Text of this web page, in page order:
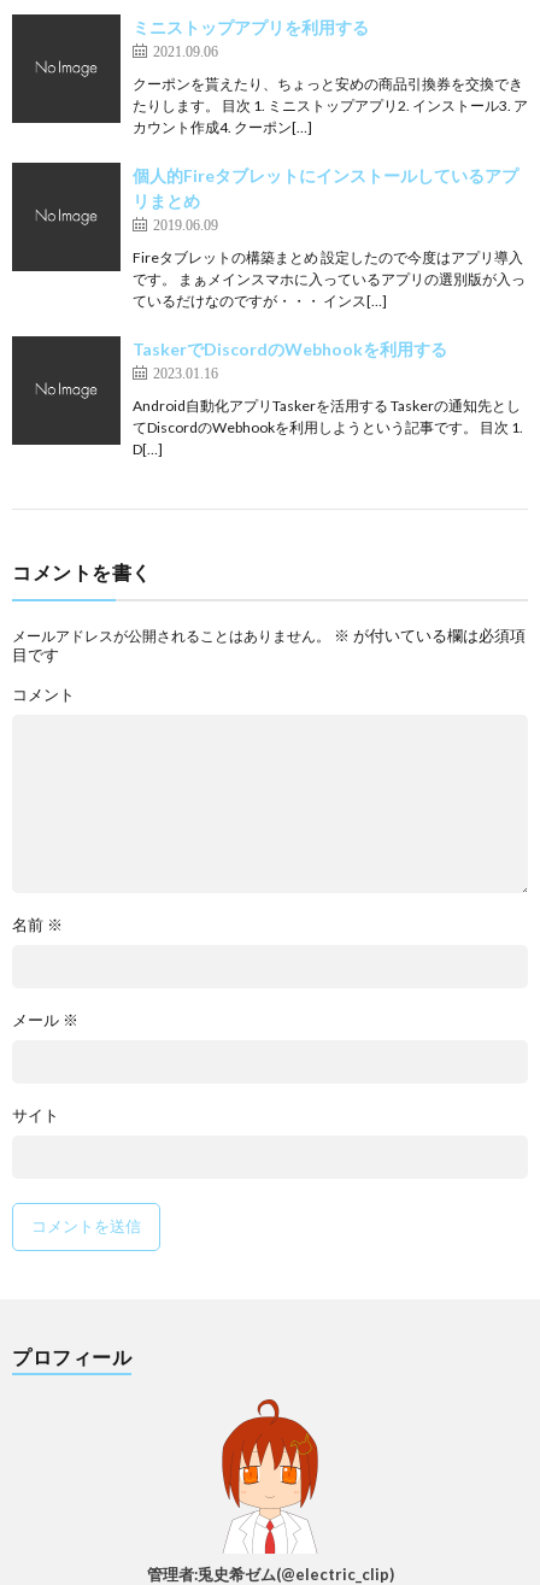
ミニストップアプリを利用する
2021.09.06
クーポンを貰えたり、ちょっと安めの商品引換券を交換でき
たりします。 目次 1. ミニストップアプリ2. インストール3. ア
カウント作成4. クーポン[…]
個人的Fireタブレットにインストールしているアプ
リまとめ
2019.06.09
Fireタブレットの構築まとめ 設定したので今度はアプリ導入
です。 まぁメインスマホに入っているアプリの選別版が入っ
ているだけなのですが・・・ インス[…]
TaskerでDiscordのWebhookを利用する
2023.01.16
Android自動化アプリTaskerを活用する Taskerの通知先とし
てDiscordのWebhookを利用しようという記事です。 目次 1.
D[…]
コメントを書く
メールアドレスが公開されることはありません。 ※ が付いている欄は必須項
目です
コメント
名前 ※
メール ※
サイト
プロフィール
管理者:兎史希ゼム(@electric_clip)